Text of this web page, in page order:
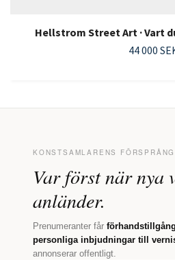
Hellstrom Street Art · Vart
44 000
KONSTSAMLARENS FÖRSPRÅNG
Var först när nya
anländer.
Prenumeranter får
personliga inbjudningar till
annonserar offentligt.